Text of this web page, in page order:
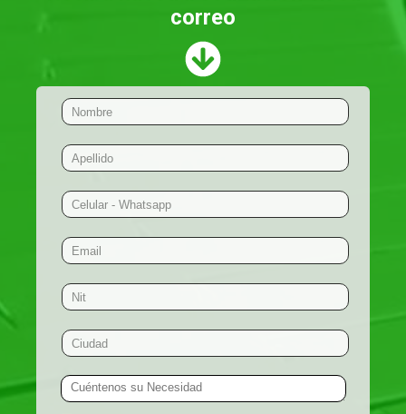
correo